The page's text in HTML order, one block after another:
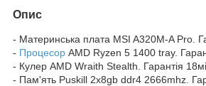
Опис
- Материнська плата MSI A320M-A Pro.
- Процесор AMD Ryzen 5 1400 tray.
- Кулер AMD Wraith Stealth. Гарантія
- Пам'ять Puskill 2x8gb ddr4 2666mhz.